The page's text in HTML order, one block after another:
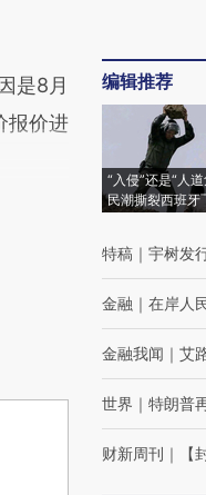
是8月
报价进
编辑推荐
“入侵”还是“人
民潮撕裂西班牙
特稿 ｜ 宇树发
金融 ｜ 在岸人
金融我闻 ｜ 艾
世界 ｜ 特朗普
财新周刊 ｜